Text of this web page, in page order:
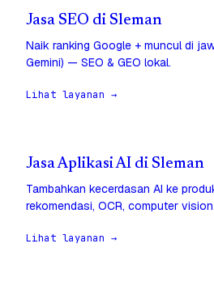
Jasa SEO di Sleman
Naik ranking Google + muncul di
Gemini) — SEO & GEO lokal.
Lihat layanan →
Jasa Aplikasi AI di Sleman
Tambahkan kecerdasan AI ke
rekomendasi, OCR, computer vision.
Lihat layanan →